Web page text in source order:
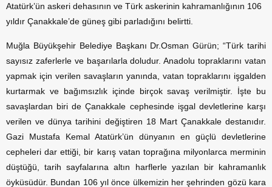
Atatürk’ün askeri dehasının ve Türk askerinin kahramanlığının 106
yıldır Çanakkale’de güneş gibi parladığını belirtti.
Muğla Büyükşehir Belediye Başkanı Dr.Osman Gürün; “Türk tarihi
sayısız zaferlerle ve başarılarla doludur. Anadolu topraklarını vatan
yapmak için verilen savaşların yanında, vatan topraklarını işgalden
kurtarmak ve bağımsızlık içinde birçok savaş verilmiştir. İşte bu
savaşlardan biri de Çanakkale cephesinde işgal devletlerine karşı
verilen ve dünya tarihini değiştiren 18 Mart Çanakkale destanıdır.
Gazi Mustafa Kemal Atatürk’ün dünyanın en güçlü devletlerine
cepheleri dar ettiği, bir karış vatan toprağına milyonlarca merminin
düştüğü, tarih sayfalarına altın harflerle yazılan bir kahramanlık
öyküsüdür. Bundan 106 yıl önce ülkemizin her şehrinden gözü kara